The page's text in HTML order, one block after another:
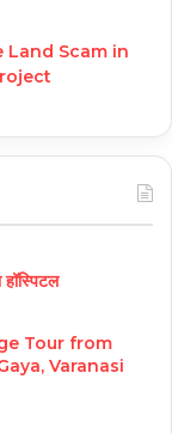
Land Scam in
हॉस्पिटल
Tour from
Varanasi